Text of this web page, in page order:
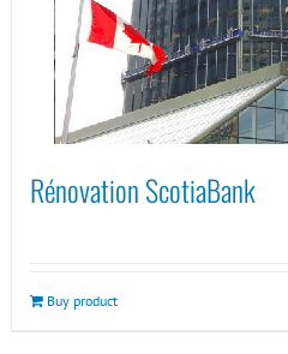
Rénovation ScotiaBank
Buy product